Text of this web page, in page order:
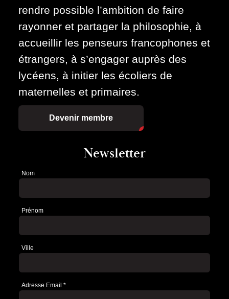
rendre possible l’ambition de faire
rayonner et partager la philosophie, à
accueillir les penseurs francophones et
étrangers, à s’engager auprès des
lycéens, à initier les écoliers de
maternelles et primaires.
Devenir membre
Newsletter
Newsletter
Nom
Prénom
Ville
Adresse Email *